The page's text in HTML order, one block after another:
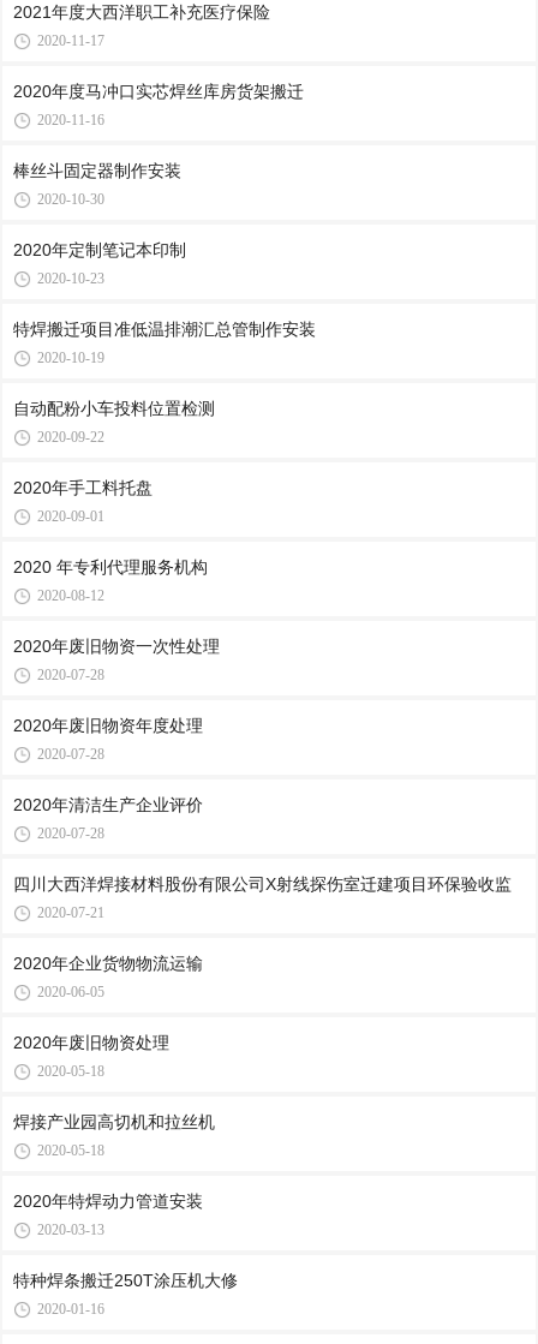
2021年度大西洋职工补充医疗保险
2020-11-17
2020年度马冲口实芯焊丝库房货架搬迁
2020-11-16
棒丝斗固定器制作安装
2020-10-30
2020年定制笔记本印制
2020-10-23
特焊搬迁项目准低温排潮汇总管制作安装
2020-10-19
自动配粉小车投料位置检测
2020-09-22
2020年手工料托盘
2020-09-01
2020 年专利代理服务机构
2020-08-12
2020年废旧物资一次性处理
2020-07-28
2020年废旧物资年度处理
2020-07-28
2020年清洁生产企业评价
2020-07-28
四川大西洋焊接材料股份有限公司X射线探伤室迁建项目环保验收监
2020-07-21
2020年企业货物物流运输
2020-06-05
2020年废旧物资处理
2020-05-18
焊接产业园高切机和拉丝机
2020-05-18
2020年特焊动力管道安装
2020-03-13
特种焊条搬迁250T涂压机大修
2020-01-16